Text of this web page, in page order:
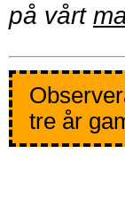
på vårt
tre år